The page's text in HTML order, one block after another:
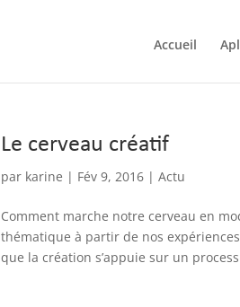
Accueil
Le cerveau créatif
par karine | Fév 9, 2016 |Actu
Comment marche notre cerveau en
thématique à partir de nos
que la création s’appuie sur un